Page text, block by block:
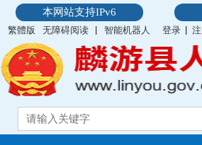
本网站支持IPv6
繁體版 无障碍阅读 智能机器人 登录